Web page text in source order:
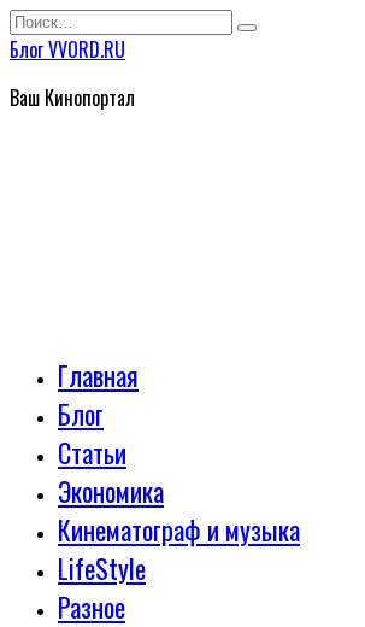
Перейти
к
содержанию
Search
for:
Блог VVORD.RU
Ваш Кинопортал
Главная
Блог
Статьи
Экономика
Кинематограф и музыка
LifeStyle
Разное